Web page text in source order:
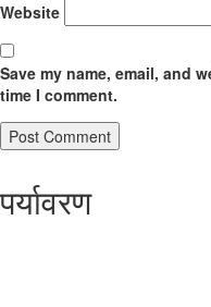
Website
Save my name, email, and
time I comment.
पर्यावरण